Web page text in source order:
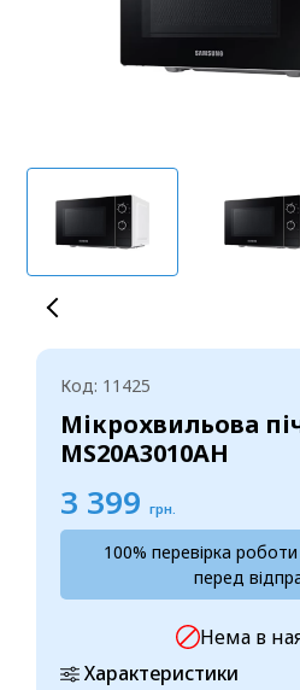
Код: 11425
Мікрохвильова
MS20A3010AH
3 399 грн.
100% перевірка
перед
Нема в
Характеристики